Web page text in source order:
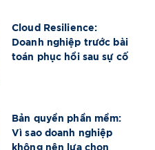
Cloud Resilience:
Doanh nghiệp trước bài
toán phục hồi sau sự cố
Bản quyền phần mềm:
Vì sao doanh nghiệp
không nên lựa chọn